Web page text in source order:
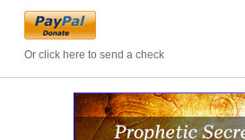
Or click here to send a check